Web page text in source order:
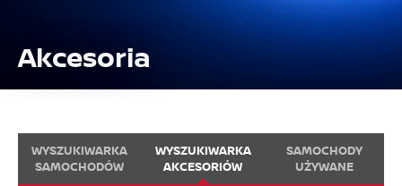
Akcesoria
WYSZUKIWARKA
SAMOCHODÓW
WYSZUKIWARKA
AKCESORIÓW
SAMOCHODY
UŻYWANE